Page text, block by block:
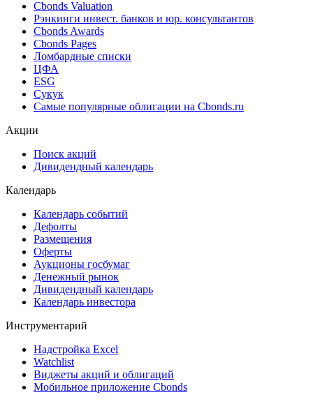
Cbonds Valuation
Рэнкинги инвест. банков и юр. консультантов
Cbonds Awards
Cbonds Pages
Ломбардные списки
ЦФА
ESG
Сукук
Самые популярные облигации на Cbonds.ru
Акции
Поиск акций
Дивидендный календарь
Календарь
Календарь событий
Дефолты
Размещения
Оферты
Аукционы госбумаг
Денежный рынок
Дивидендный календарь
Календарь инвестора
Инструментарий
Надстройка Excel
Watchlist
Виджеты акций и облигаций
Мобильное приложение Cbonds